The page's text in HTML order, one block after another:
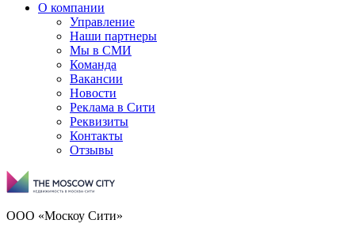
О компании
Управление
Наши партнеры
Мы в СМИ
Команда
Вакансии
Новости
Реклама в Сити
Реквизиты
Контакты
Отзывы
ООО «Москоу Сити»